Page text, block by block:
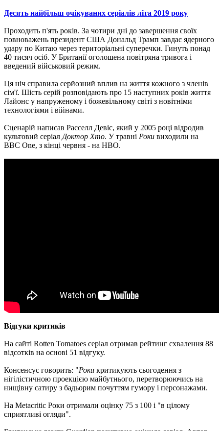
Десять найбільш очікуваних серіалів літа 2019 року
Проходить п'ять років. За чотири дні до завершення своїх
повноважень президент США Дональд Трамп завдає ядерного
удару по Китаю через територіальні суперечки. Гинуть понад
40 тисяч осіб. У Британії оголошена повітряна тривога і
введений військовий режим.
Ця ніч справила серйозний вплив на життя кожного з членів
сім'ї. Шість серій розповідають про 15 наступних років життя
Лайонс у напруженому і божевільному світі з новітніми
технологіями і війнами.
Сценарій написав Расселл Девіс, який у 2005 році відродив
культовий серіал Доктор Хто. У травні Роки виходили на
BBC One, з кінці червня - на HBO.
Відгуки критиків
На сайті Rotten Tomatoes серіал отримав рейтинг схвалення 88
відсотків на основі 51 відгуку.
Консенсус говорить: "Роки критикують сьогодення з
нігілістичною проекцією майбутнього, перетворюючись на
нищівну сатиру з бадьорим почуттям гумору і персонажами.
На Metacritic Роки отримали оцінку 75 з 100 і "в цілому
сприятливі огляди".